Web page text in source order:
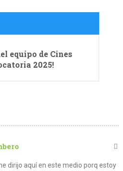
equipo de Cines
2025!
dirijo aquí en este medio porq estoy